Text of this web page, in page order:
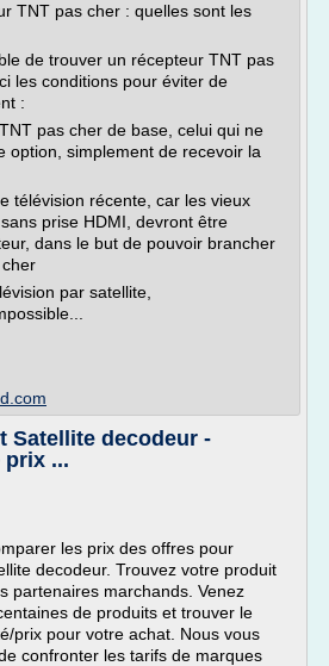
TNT pas cher : quelles sont les
de trouver un récepteur TNT pas
les conditions pour éviter de
:
pas cher de base, celui qui ne
option, simplement de recevoir la
télévision récente, car les vieux
prise HDMI, devront être
dans le but de pouvoir brancher
par satellite,
Satellite decodeur -
prix ...
les prix des offres pour
decodeur. Trouvez votre produit
partenaires marchands. Venez
de produits et trouver le
prix pour votre achat. Nous vous
confronter les tarifs de marques